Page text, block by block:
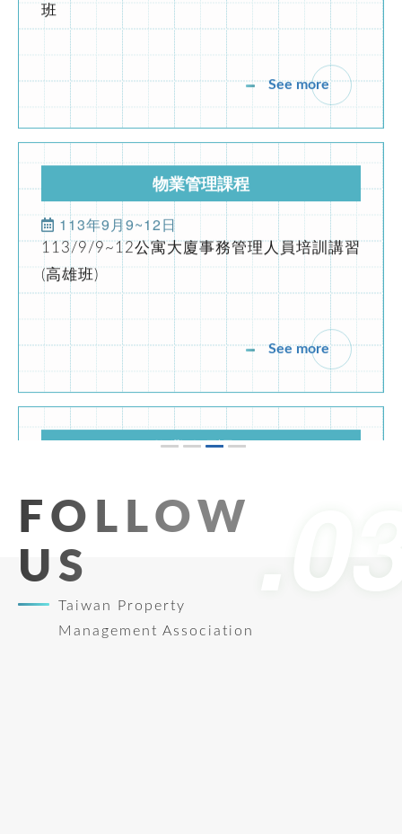
See more
物業管理課程
113年9月9~12日
113/9/9~12公寓大廈事務管理人員培訓講習
(高雄班)
See more
物業管理課程
南班)
FOLLOW
US
Taiwan Property
Management Association